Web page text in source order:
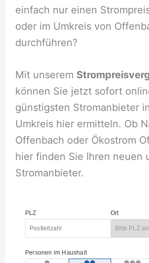
einfach nur einen
oder im Umkreis von
durchführen?
Mit unserem
können Sie jetzt sofort
günstigsten Stromanbieter
Umkreis hier ermitteln. Ob
Offenbach oder Ökostrom
hier finden Sie Ihren neuen
Stromanbieter.